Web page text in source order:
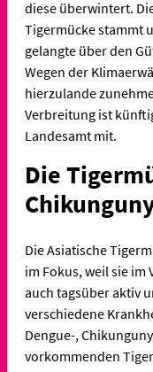
diese überwintert.
Tigermücke stammt
gelangte über den
Wegen der
hierzulande
Verbreitung ist
Landesamt mit.
Die
Die Asiatische
im Fokus, weil sie im
auch tagsüber aktiv
verschiedene
Dengue-,
vorkommenden